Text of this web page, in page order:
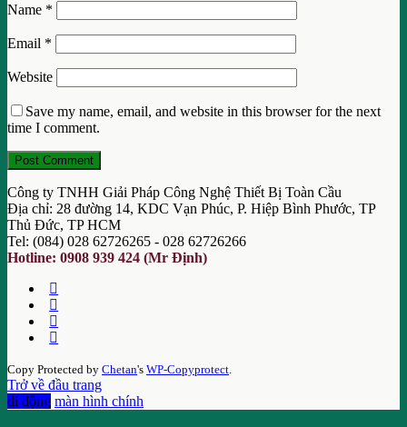
Name *
Email *
Website
Save my name, email, and website in this browser for the next
time I comment.
Công ty TNHH Giải Pháp Công Nghệ Thiết Bị Toàn Cầu
Địa chỉ: 28 đường 14, KDC Vạn Phúc, P. Hiệp Bình Phước, TP
Thủ Đức, TP HCM
Tel: (084) 028 62726265 - 028 62726266
Hotline: 0908 939 424 (Mr Định)
Copy Protected by Chetan's WP-Copyprotect
Trở về đầu trang
di động màn hình chính